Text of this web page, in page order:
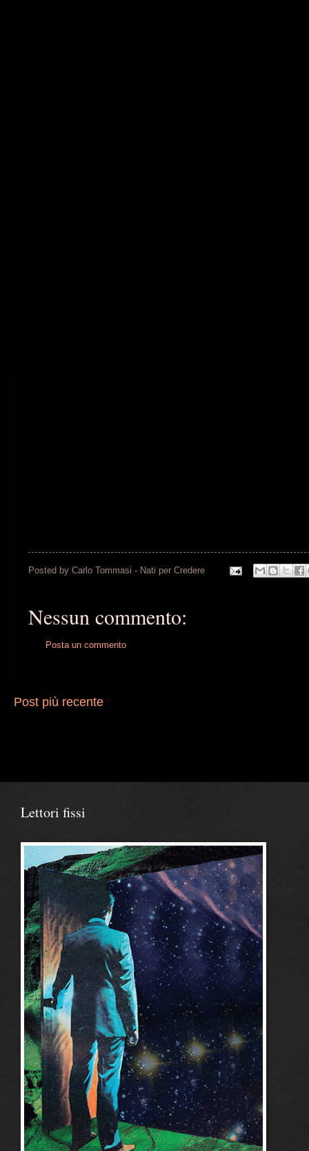
Posted by Carlo Tommasi - Nati per Credere
Nessun commento:
Posta un commento
Post più recente
Lettori fissi